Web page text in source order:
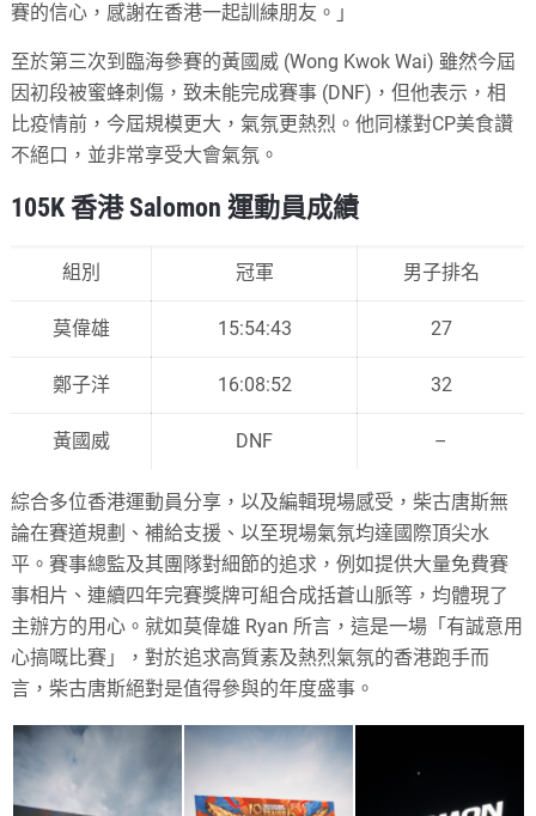
賽的信心，感謝在香港一起訓練朋友。」
至於第三次到臨海參賽的黃國威 (Wong Kwok Wai) 雖然今屆
因初段被蜜蜂刺傷，致未能完成賽事 (DNF)，但他表示，相
比疫情前，今屆規模更大，氣氛更熱烈。他同樣對CP美食讚
不絕口，並非常享受大會氣氛。
105K 香港 Salomon 運動員成績
組別 冠軍 男子排名
莫偉雄 15:54:43 27
鄭子洋 16:08:52 32
黃國威 DNF –
綜合多位香港運動員分享，以及編輯現場感受，柴古唐斯無
論在賽道規劃、補給支援、以至現場氣氛均達國際頂尖水
平。賽事總監及其團隊對細節的追求，例如提供大量免費賽
事相片、連續四年完賽獎牌可組合成括蒼山脈等，均體現了
主辦方的用心。就如莫偉雄 Ryan 所言，這是一場「有誠意用
心搞嘅比賽」，對於追求高質素及熱烈氣氛的香港跑手而
言，柴古唐斯絕對是值得參與的年度盛事。